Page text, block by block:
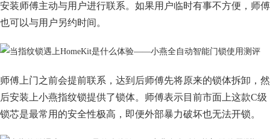
安装师傅主动与用户进行联系。如果用户临时有事不方便，师傅
也可以与用户另约时间。
师傅上门之前会提前联系，达到后师傅先将原来的锁体拆卸，然
后安装上小燕指纹锁提供了锁体。师傅表示目前市面上这款C级
锁芯是最常用的安全性极高，即便外部暴力破坏也无法开锁。